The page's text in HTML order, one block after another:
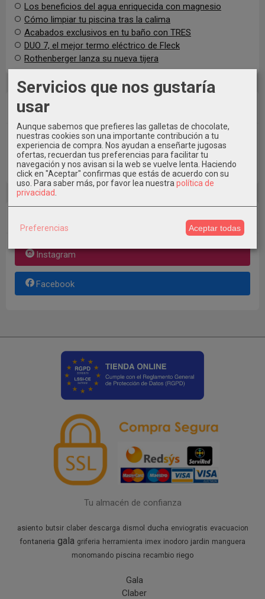
Los beneficios del agua enriquecida con magnesio
Cómo limpiar tu piscina tras la calima
Acabados exclusivos en tu baño con TRES
DUO 7, el mejor termo eléctrico de Fleck
Rothenberger lanza su nueva tijera
Nube de Tags
Floculante Herramientas Piscina acabados bwt calima duo7 exclusivo filtracion
fleck fontaneria griferia limpiar-piscina-calima magnesio novedad rothenberger
termo termosalhaurin tijera tres
Instagram
Facebook
Tu almacén de confianza
asiento butsir claber descarga dismol ducha enviogratis evacuacion
fontaneria gala griferia herramienta imex inodoro jardin manguera
monomando piscina recambio riego
Gala
Claber
Servicios que nos gustaría
usar
Aunque sabemos que prefieres las galletas de chocolate,
nuestras cookies son una importante contribución a tu
experiencia de compra. Nos ayudan a enseñarte jugosas
ofertas, recuerdan tus preferencias para facilitar tu
navegación y nos avisan si la web se vuelve lenta. Haciendo
click en "Aceptar" confirmas que estás de acuerdo con su
uso. Para saber más, por favor lea nuestra política de
privacidad
Preferencias Aceptar todas